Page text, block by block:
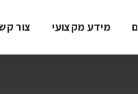
מידע מקצועי צור